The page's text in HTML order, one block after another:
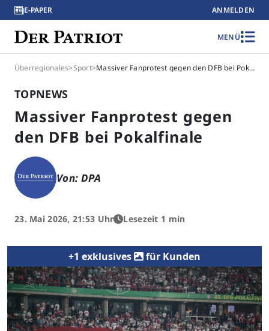
E-PAPER ANMELDEN
MENÜ
Überregionales>Sport> Massiver Fanprotest gegen den DFB bei Pokalfinale
TOPNEWS
Massiver Fanprotest gegen
den DFB bei Pokalfinale
Von: DPA
23. Mai 2026, 21:53 Uhr Lesezeit 1 min
+1 exklusives für Kunden